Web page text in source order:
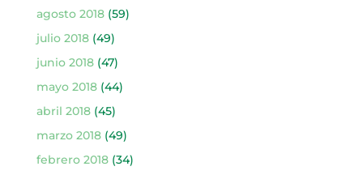
agosto 2018(59)
julio 2018(49)
junio 2018(47)
mayo 2018(44)
abril 2018(45)
marzo 2018(49)
febrero 2018(34)